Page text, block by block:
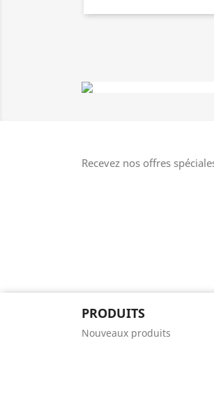
Vos
En
Recevez nos offres
PRODUITS
Nouveaux produits